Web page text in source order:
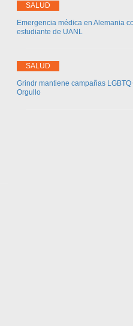
SALUD
Emergencia médica en Alemania
estudiante de UANL
SALUD
Grindr mantiene campañas
Orgullo